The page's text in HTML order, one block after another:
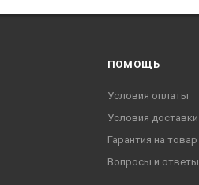
ПОМОЩЬ
Условия оплаты
Условия доставки
Гарантия на товар
Вопросы и ответы